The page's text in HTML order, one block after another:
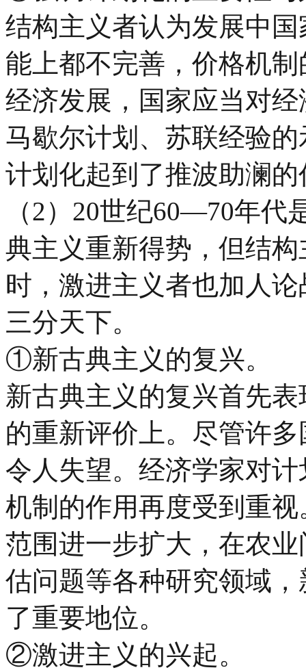
结构主义者认为发展中
能上都不完善，价格机
经济发展，国家应当对
马歇尔计划、苏联经验
计划化起到了推波助澜
（2） 20世纪60—70年代
典主义重新得势，但结
时，激进主义者也加人
三分天下。
①新古典主义的复兴。
新古典主义的复兴首先
的重新评价上。尽管许
令人失望。经济学家对
机制的作用再度受到重
范围进一步扩大，在农
估问题等各种研究领域
了重要地位。
②激进主义的兴起。